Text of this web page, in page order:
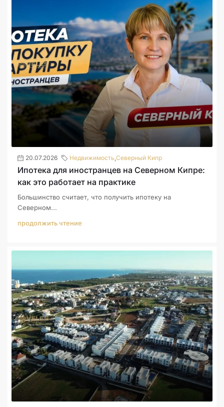
20.07.2026 Недвижимость,Северный Кипр
Ипотека для иностранцев на Северном Кипре:
как это работает на практике
Большинство считает, что получить ипотеку на
Северном...
продолжить чтение